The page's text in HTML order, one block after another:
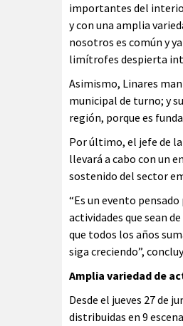
importantes del
y con una amplia
nosotros es común y
limítrofes despierta
Asimismo, Linares
municipal de turno; y
región, porque es
Por último, el jefe de
llevará a cabo con un
sostenido del sector
“Es un evento
actividades que sean
que todos los años
siga creciendo”,
Amplia variedad de
Desde el jueves 27 de
distribuidas en 9